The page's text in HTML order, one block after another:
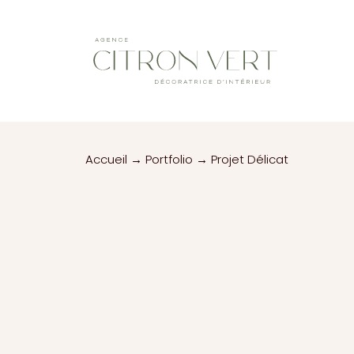
Accueil → Portfolio → Projet Délicat